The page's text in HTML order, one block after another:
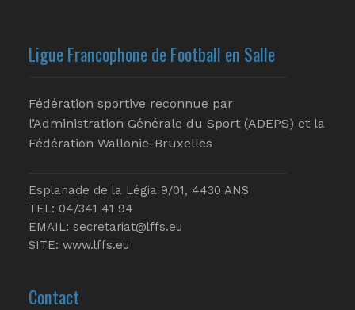
Ligue Francophone de Football en Salle
Fédération sportive reconnue par
l’Administration Générale du Sport (ADEPS) et la
Fédération Wallonie-Bruxelles
Esplanade de la Légia 9/01, 4430 ANS
TEL: 04/341 41 94
EMAIL: secretariat@lffs.eu
SITE: www.lffs.eu
Contact